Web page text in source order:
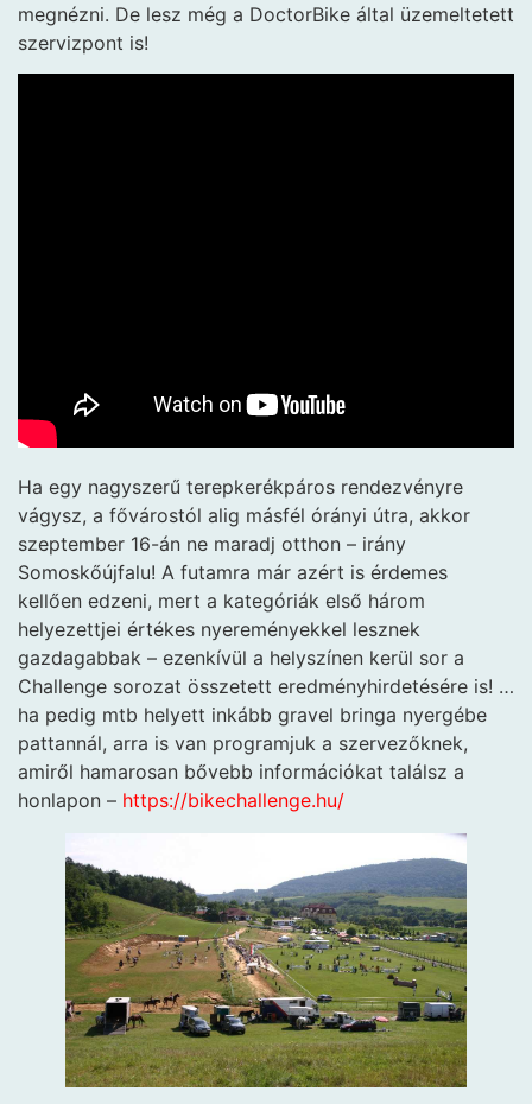
megnézni. De lesz még a DoctorBike által üzemeltetett
szervizpont is!
Ha egy nagyszerű terepkerékpáros rendezvényre
vágysz, a fővárostól alig másfél órányi útra, akkor
szeptember 16-án ne maradj otthon – irány
Somoskőújfalu! A futamra már azért is érdemes
kellően edzeni, mert a kategóriák első három
helyezettjei értékes nyereményekkel lesznek
gazdagabbak – ezenkívül a helyszínen kerül sor a
Challenge sorozat összetett eredményhirdetésére is! …
ha pedig mtb helyett inkább gravel bringa nyergébe
pattannál, arra is van programjuk a szervezőknek,
amiről hamarosan bővebb információkat találsz a
honlapon – https://bikechallenge.hu/